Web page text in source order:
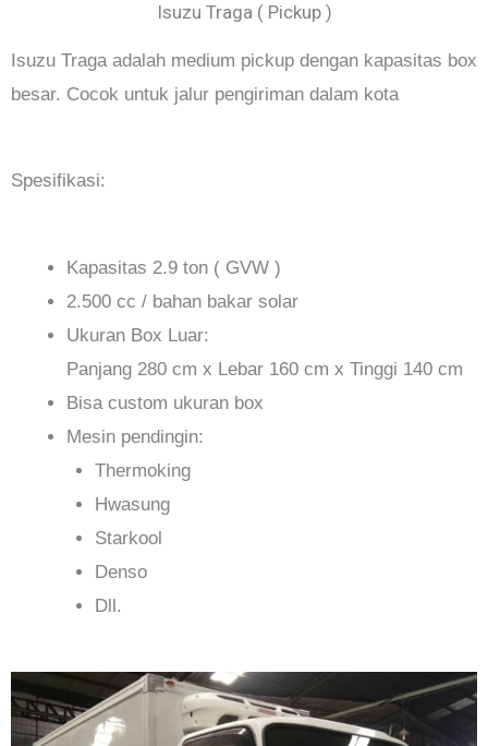
Isuzu Traga ( Pickup )
Isuzu Traga adalah medium pickup dengan kapasitas box
besar. Cocok untuk jalur pengiriman dalam kota
Spesifikasi:
Kapasitas 2.9 ton ( GVW )
2.500 cc / bahan bakar solar
Ukuran Box Luar:
Panjang 280 cm x Lebar 160 cm x Tinggi 140 cm
Bisa custom ukuran box
Mesin pendingin:
Thermoking
Hwasung
Starkool
Denso
Dll.